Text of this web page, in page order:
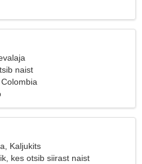
naist
Kaljukits
kes otsib siirast naist